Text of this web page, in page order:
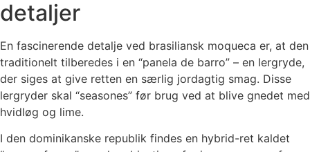
detaljer
En fascinerende detalje ved brasiliansk moqueca er, at den
traditionelt tilberedes i en “panela de barro” – en lergryde,
der siges at give retten en særlig jordagtig smag. Disse
lergryder skal “seasones” før brug ved at blive gnedet med
hvidløg og lime.
I den dominikanske republik findes en hybrid-ret kaldet